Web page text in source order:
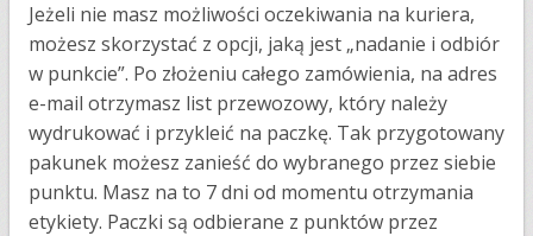
Jeżeli nie masz możliwości oczekiwania na kuriera,
możesz skorzystać z opcji, jaką jest „nadanie i odbiór
w punkcie”. Po złożeniu całego zamówienia, na adres
e-mail otrzymasz list przewozowy, który należy
wydrukować i przykleić na paczkę. Tak przygotowany
pakunek możesz zanieść do wybranego przez siebie
punktu. Masz na to 7 dni od momentu otrzymania
etykiety. Paczki są odbierane z punktów przez